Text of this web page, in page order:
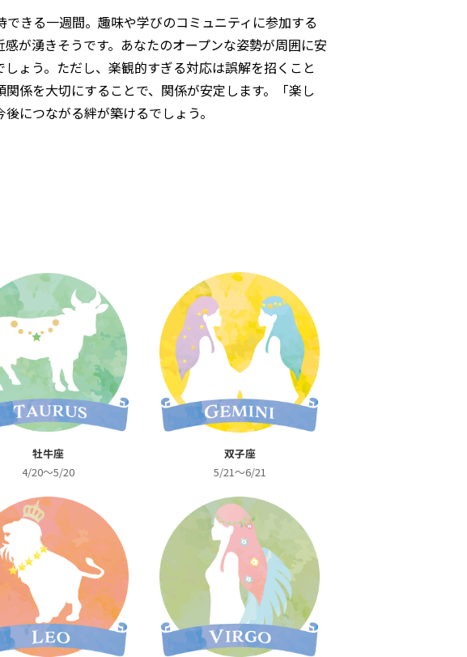
きる一週間。趣味や学びのコミュニティに参加する
が湧きそうです。あなたのオープンな姿勢が周囲に安
ょう。ただし、楽観的すぎる対応は誤解を招くこと
係を大切にすることで、関係が安定します。「楽し
につながる絆が築けるでしょう。
牡牛座
4/20～5/20
双子座
5/21～6/21